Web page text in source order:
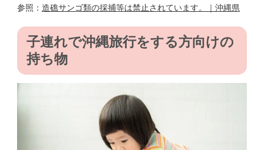
参照： 造礁サンゴ類の採捕等は禁止されています。｜沖縄県
子連れで沖縄旅行をする方向けの
持ち物